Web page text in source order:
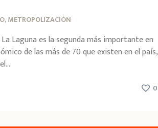
METROPOLIZACIÓN
Laguna es la segunda más importante en
de las más de 70 que existen en el país,
0